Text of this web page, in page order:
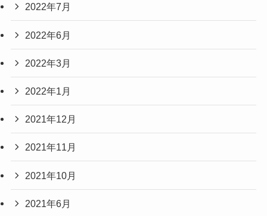
2022年7月
2022年6月
2022年3月
2022年1月
2021年12月
2021年11月
2021年10月
2021年6月